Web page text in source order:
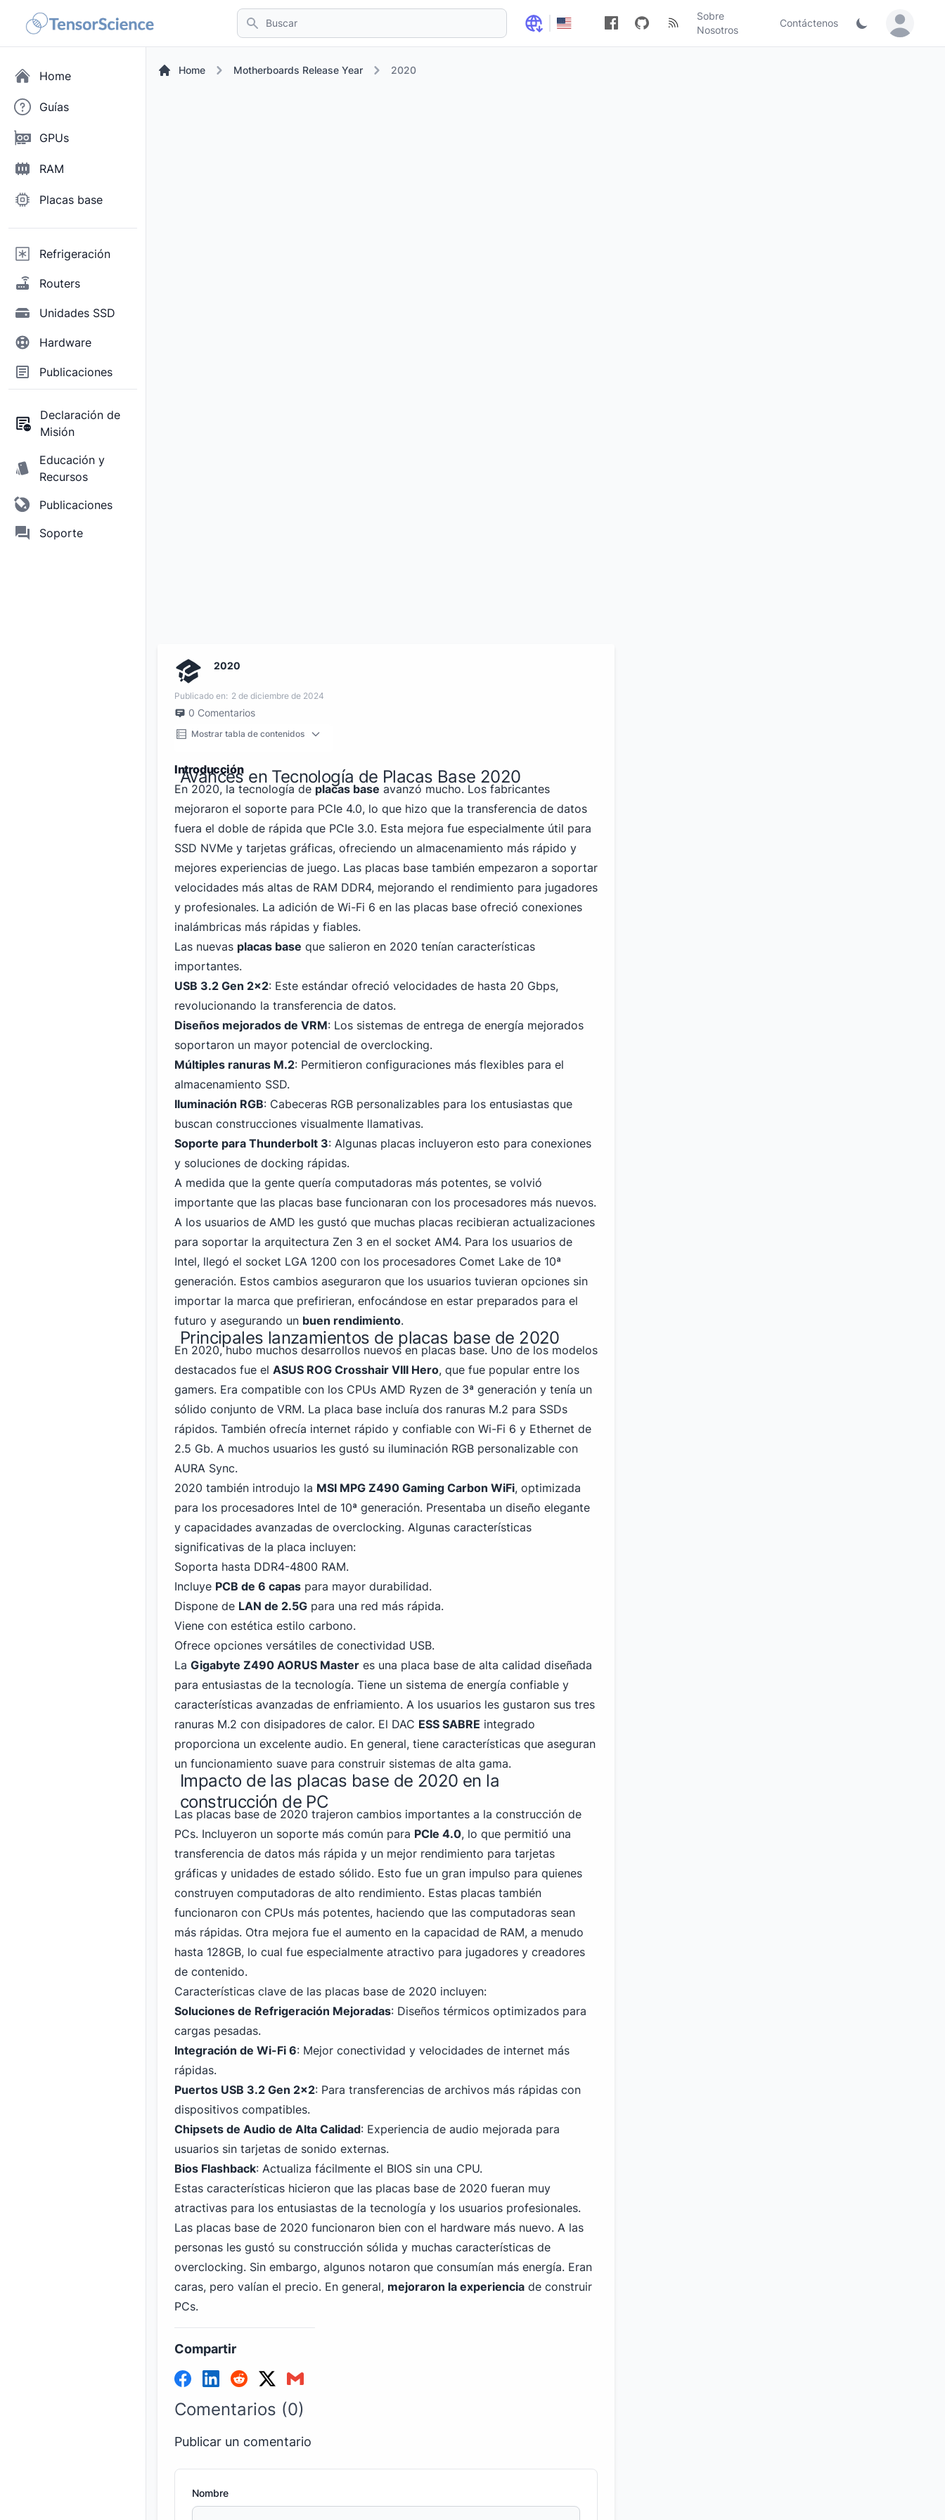
Buscar
Sobre
Nosotros
Contáctenos Sign in /
Home
Guías
GPUs
RAM
Placas base
Refrigeración
Routers
Unidades SSD
Hardware
Publicaciones
Declaración de
Misión
Educación y
Recursos
Publicaciones
Soporte
Home Motherboards Release Year 2020
2020
Publicado en: 2 de diciembre de 2024
0 Comentarios
Mostrar tabla de contenidos
Introducción
Avances en Tecnología de Placas Base 2020
En 2020, la tecnología de placas base avanzó mucho. Los fabricantes
mejoraron el soporte para PCIe 4.0, lo que hizo que la transferencia de datos
fuera el doble de rápida que PCIe 3.0. Esta mejora fue especialmente útil para
SSD NVMe y tarjetas gráficas, ofreciendo un almacenamiento más rápido y
mejores experiencias de juego. Las placas base también empezaron a soportar
velocidades más altas de RAM DDR4, mejorando el rendimiento para jugadores
y profesionales. La adición de Wi-Fi 6 en las placas base ofreció conexiones
inalámbricas más rápidas y fiables.
Las nuevas placas base que salieron en 2020 tenían características
importantes.
USB 3.2 Gen 2x2: Este estándar ofreció velocidades de hasta 20 Gbps,
revolucionando la transferencia de datos.
Diseños mejorados de VRM: Los sistemas de entrega de energía mejorados
soportaron un mayor potencial de overclocking.
Múltiples ranuras M.2: Permitieron configuraciones más flexibles para el
almacenamiento SSD.
Iluminación RGB: Cabeceras RGB personalizables para los entusiastas que
buscan construcciones visualmente llamativas.
Soporte para Thunderbolt 3: Algunas placas incluyeron esto para conexiones
y soluciones de docking rápidas.
A medida que la gente quería computadoras más potentes, se volvió
importante que las placas base funcionaran con los procesadores más nuevos.
A los usuarios de AMD les gustó que muchas placas recibieran actualizaciones
para soportar la arquitectura Zen 3 en el socket AM4. Para los usuarios de
Intel, llegó el socket LGA 1200 con los procesadores Comet Lake de 10ª
generación. Estos cambios aseguraron que los usuarios tuvieran opciones sin
importar la marca que prefirieran, enfocándose en estar preparados para el
futuro y asegurando un buen rendimiento.
Principales lanzamientos de placas base de 2020
En 2020, hubo muchos desarrollos nuevos en placas base. Uno de los modelos
destacados fue el ASUS ROG Crosshair VIII Hero, que fue popular entre los
gamers. Era compatible con los CPUs AMD Ryzen de 3ª generación y tenía un
sólido conjunto de VRM. La placa base incluía dos ranuras M.2 para SSDs
rápidos. También ofrecía internet rápido y confiable con Wi-Fi 6 y Ethernet de
2.5 Gb. A muchos usuarios les gustó su iluminación RGB personalizable con
AURA Sync.
2020 también introdujo la MSI MPG Z490 Gaming Carbon WiFi, optimizada
para los procesadores Intel de 10ª generación. Presentaba un diseño elegante
y capacidades avanzadas de overclocking. Algunas características
significativas de la placa incluyen:
Soporta hasta DDR4-4800 RAM.
Incluye PCB de 6 capas para mayor durabilidad.
Dispone de LAN de 2.5G para una red más rápida.
Viene con estética estilo carbono.
Ofrece opciones versátiles de conectividad USB.
La Gigabyte Z490 AORUS Master es una placa base de alta calidad diseñada
para entusiastas de la tecnología. Tiene un sistema de energía confiable y
características avanzadas de enfriamiento. A los usuarios les gustaron sus tres
ranuras M.2 con disipadores de calor. El DAC ESS SABRE integrado
proporciona un excelente audio. En general, tiene características que aseguran
un funcionamiento suave para construir sistemas de alta gama.
Impacto de las placas base de 2020 en la
construcción de PC
Las placas base de 2020 trajeron cambios importantes a la construcción de
PCs. Incluyeron un soporte más común para PCIe 4.0, lo que permitió una
transferencia de datos más rápida y un mejor rendimiento para tarjetas
gráficas y unidades de estado sólido. Esto fue un gran impulso para quienes
construyen computadoras de alto rendimiento. Estas placas también
funcionaron con CPUs más potentes, haciendo que las computadoras sean
más rápidas. Otra mejora fue el aumento en la capacidad de RAM, a menudo
hasta 128GB, lo cual fue especialmente atractivo para jugadores y creadores
de contenido.
Características clave de las placas base de 2020 incluyen:
Soluciones de Refrigeración Mejoradas: Diseños térmicos optimizados para
cargas pesadas.
Integración de Wi-Fi 6: Mejor conectividad y velocidades de internet más
rápidas.
Puertos USB 3.2 Gen 2x2: Para transferencias de archivos más rápidas con
dispositivos compatibles.
Chipsets de Audio de Alta Calidad: Experiencia de audio mejorada para
usuarios sin tarjetas de sonido externas.
Bios Flashback: Actualiza fácilmente el BIOS sin una CPU.
Estas características hicieron que las placas base de 2020 fueran muy
atractivas para los entusiastas de la tecnología y los usuarios profesionales.
Las placas base de 2020 funcionaron bien con el hardware más nuevo. A las
personas les gustó su construcción sólida y muchas características de
overclocking. Sin embargo, algunos notaron que consumían más energía. Eran
caras, pero valían el precio. En general, mejoraron la experiencia de construir
PCs.
Compartir
Comentarios (0)
Publicar un comentario
Nombre